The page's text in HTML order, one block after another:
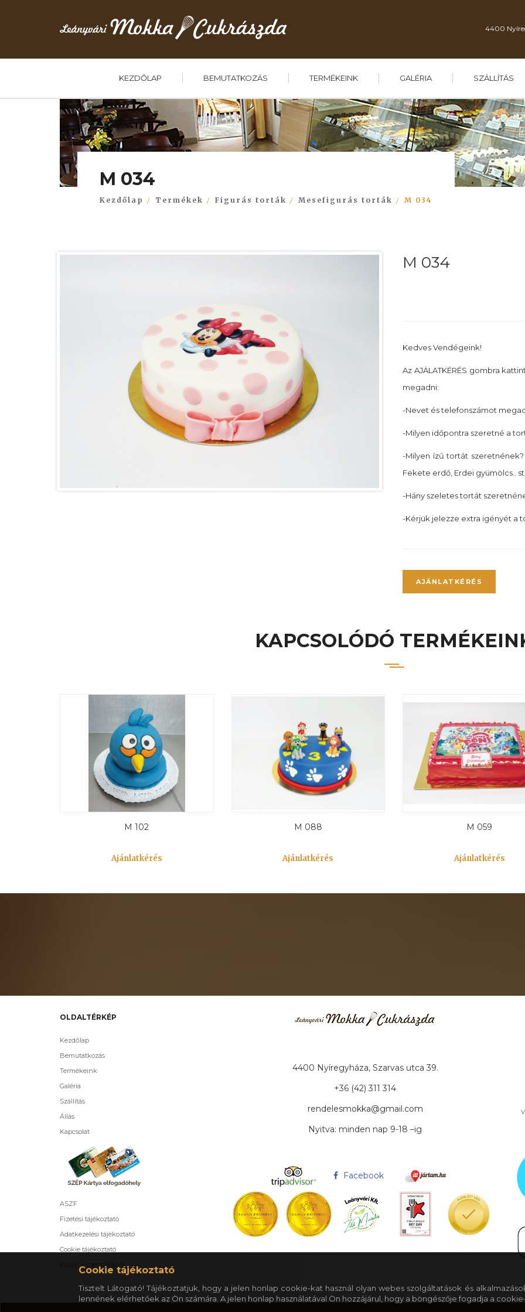
4400
KEZDŐLAP BEMUTATKOZÁS TERMÉKEINK GALÉRIA SZÁLLÍTÁS
M 034
Kezdőlap Termékek Figurás torták Mesefigurás torták M 034
M 034
Kedves Vendégeink!
Az AJÁLATKÉRÉS gombra
megadni:
-Nevet és telefonszámot
-Milyen időpontra szeretné a
-Milyen ízű tortát szeretnének?
Fekete erdő, Erdei gyümölcs..
-Hány szeletes tortát
-Kérjük jelezze extra igényét a
AJÁNLATKÉRÉS
KAPCSOLÓDÓ
M 102
Ajánlatkérés
M 088
Ajánlatkérés
M 059
Ajánlatkérés
OLDALTÉRKÉP
Kezdőlap
Bemutatkozás
Termékeink
Galéria
Szállítás
Állás
Kapcsolat
ASZF
Fizetési tájékoztató
Adatkezelési tájékoztató
Cookie tájékoztató
Elállás a szerződéstől
4400 Nyíregyháza, Szarvas utca 39.
+36 (42) 311 314
rendelesmokka@gmail.com
Nyitva: minden nap 9-18 –ig
Facebook
Cookie tájékoztató
Tisztelt Látogató! Tájékoztatjuk, hogy a jelen honlap cookie-kat használ olyan webes szolgáltatások és
lennének elérhetőek az Ön számára. A jelen honlap használatával Ön hozzájárul, hogy a böngészője fogadja a